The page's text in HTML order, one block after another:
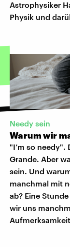
Astrophysiker
Physik und
Needy sein
Warum wir
"I’m so needy".
Grande. Aber
sein. Und
manchmal mit
ab? Eine
wir uns